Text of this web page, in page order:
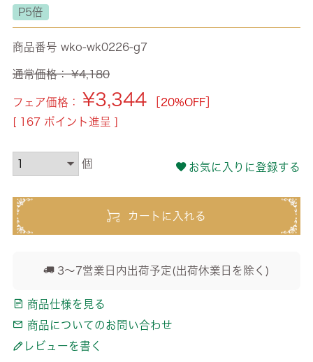
P5倍
商品番号 wko-wk0226-g7
通常価格： ¥4,180
フェア価格： ¥3,344
［20%OFF］
[ 167 ポイント進呈 ]
お気に入りに登録する
カートに入れる
3～7営業日内出荷予定(出荷休業日を除く)
商品仕様を見る
商品についてのお問い合わせ
レビューを書く